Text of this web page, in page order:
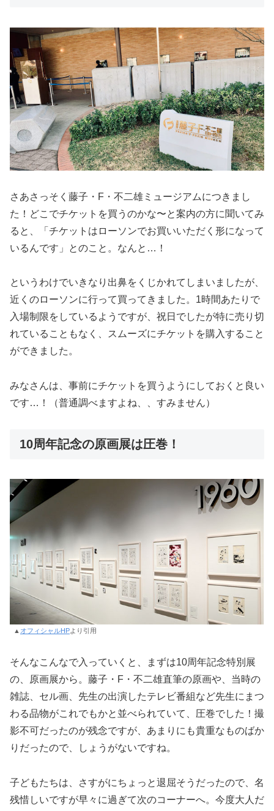
さあさっそく藤子・F・不二雄ミュージアムにつきまし
た！どこでチケットを買うのかな〜と案内の方に聞いてみ
ると、「チケットはローソンでお買いいただく形になって
いるんです」とのこと。なんと…！
というわけでいきなり出鼻をくじかれてしまいましたが、
近くのローソンに行って買ってきました。1時間あたりで
入場制限をしているようですが、祝日でしたが特に売り切
れていることもなく、スムーズにチケットを購入すること
ができました。
みなさんは、事前にチケットを買うようにしておくと良い
です…！（普通調べますよね、、すみません）
10周年記念の原画展は圧巻！
▲ オフィシャルHPより引用
そんなこんなで入っていくと、まずは10周年記念特別展
の、原画展から。藤子・F・不二雄直筆の原画や、当時の
雑誌、セル画、先生の出演したテレビ番組など先生にまつ
わる品物がこれでもかと並べられていて、圧巻でした！撮
影不可だったのが残念ですが、あまりにも貴重なものばか
りだったので、しょうがないですね。
子どもたちは、さすがにちょっと退屈そうだったので、名
残惜しいですが早々に過ぎて次のコーナーへ。今度大人だ